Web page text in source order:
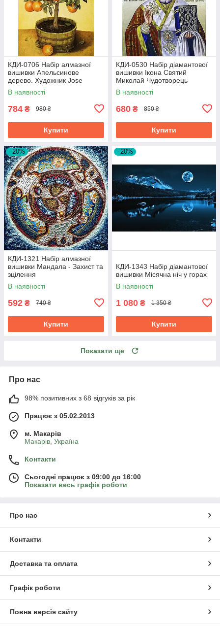
КДИ-0706 Набір алмазної
вишивки Апельсинове
дерево. Художник Jоse
Escofet
В наявності
784 ₴ 980 ₴
Купити
КДИ-0530 Набір діамантової
вишивки Ікона Святий
Миколай Чудотворець
В наявності
680 ₴ 850 ₴
Купити
–20%
КДИ-1321 Набір алмазної
вишивки Мандала - Захист та
зцілення
В наявності
592 ₴ 740 ₴
Купити
–20%
КДИ-1343 Набір діамантової
вишивки Місячна ніч у горах
В наявності
1 080 ₴ 1 350 ₴
Купити
Показати ще
Про нас
98% позитивних з 68 відгуків за рік
Працює з 05.02.2013
м. Mакарів
Mакарів, Україна
Контакти
Сьогодні працює з 09:00 до 16:00
Показати весь графік роботи
Про нас
Контакти
Доставка та оплата
Графік роботи
Повна версія сайту